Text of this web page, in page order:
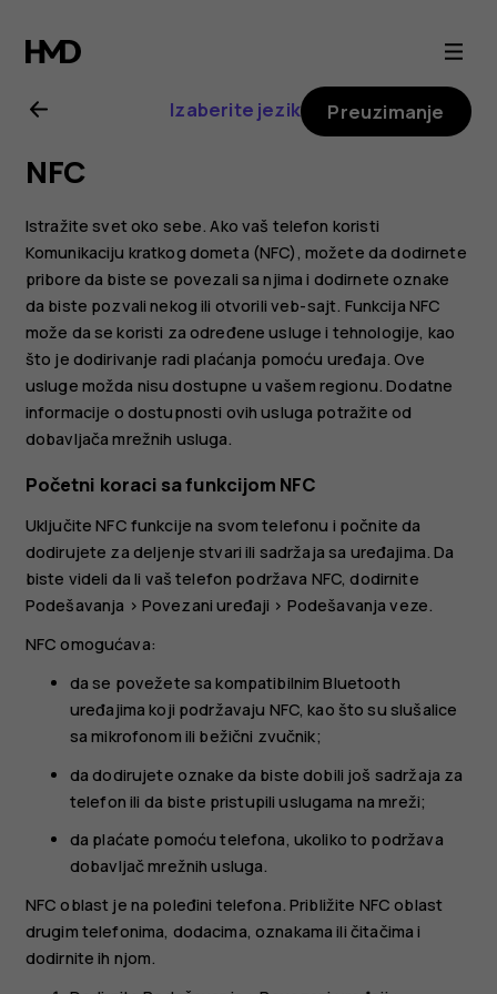
Nokia
G20
uputstvo
za
korisnike
Izaberite jezik Preuzimanje
NFC
Istražite svet oko sebe. Ako vaš telefon koristi
Komunikaciju kratkog dometa (NFC), možete da dodirnete
pribore da biste se povezali sa njima i dodirnete oznake
da biste pozvali nekog ili otvorili veb-sajt. Funkcija NFC
može da se koristi za određene usluge i tehnologije, kao
što je dodirivanje radi plaćanja pomoću uređaja. Ove
usluge možda nisu dostupne u vašem regionu. Dodatne
informacije o dostupnosti ovih usluga potražite od
dobavljača mrežnih usluga.
Početni koraci sa funkcijom NFC
Uključite NFC funkcije na svom telefonu i počnite da
dodirujete za deljenje stvari ili sadržaja sa uređajima. Da
biste videli da li vaš telefon podržava NFC, dodirnite
Podešavanja > Povezani uređaji > Podešavanja veze.
NFC omogućava:
da se povežete sa kompatibilnim Bluetooth
uređajima koji podržavaju NFC, kao što su slušalice
sa mikrofonom ili bežični zvučnik;
da dodirujete oznake da biste dobili još sadržaja za
telefon ili da biste pristupili uslugama na mreži;
da plaćate pomoću telefona, ukoliko to podržava
dobavljač mrežnih usluga.
NFC oblast je na poleđini telefona. Približite NFC oblast
drugim telefonima, dodacima, oznakama ili čitačima i
dodirnite ih njom.